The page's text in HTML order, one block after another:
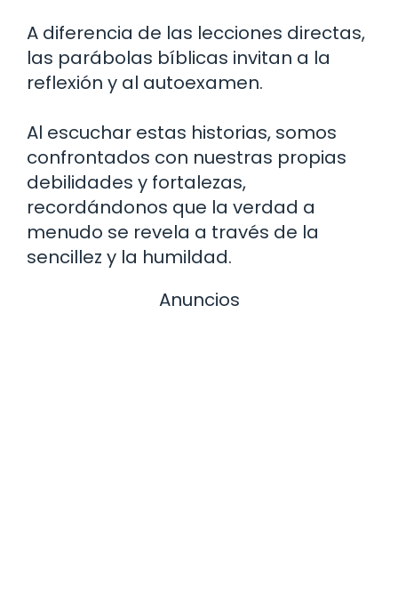
A diferencia de las lecciones directas,
las parábolas bíblicas invitan a la
reflexión y al autoexamen.
Al escuchar estas historias, somos
confrontados con nuestras propias
debilidades y fortalezas,
recordándonos que la verdad a
menudo se revela a través de la
sencillez y la humildad.
Anuncios